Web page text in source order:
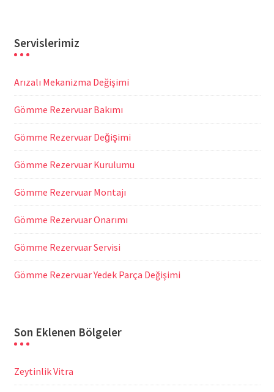
Servislerimiz
Arızalı Mekanizma Değişimi
Gömme Rezervuar Bakımı
Gömme Rezervuar Değişimi
Gömme Rezervuar Kurulumu
Gömme Rezervuar Montajı
Gömme Rezervuar Onarımı
Gömme Rezervuar Servisi
Gömme Rezervuar Yedek Parça Değişimi
Son Eklenen Bölgeler
Zeytinlik Vitra